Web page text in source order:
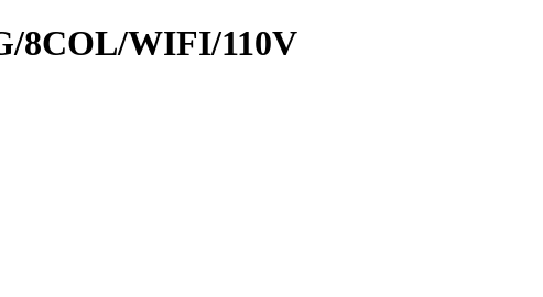
8COL/WIFI/110V